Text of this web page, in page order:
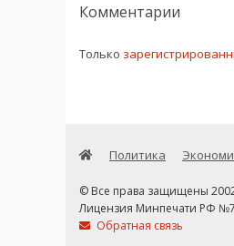
Комментарии
Только
Политика
© Все права защищены
Лицензия Минпечати РФ
Обратная связь